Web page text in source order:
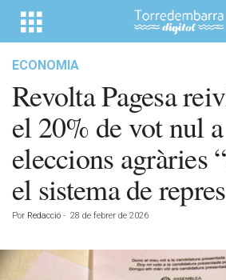
ECONOMIA
Revolta Pagesa
el 20% de vot nul
eleccions agràries
el sistema de
Por Redacció - 28 de febrer de 2026